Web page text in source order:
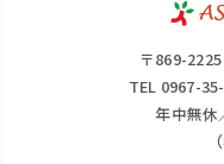
〒869-
TEL 0967-
年中無休